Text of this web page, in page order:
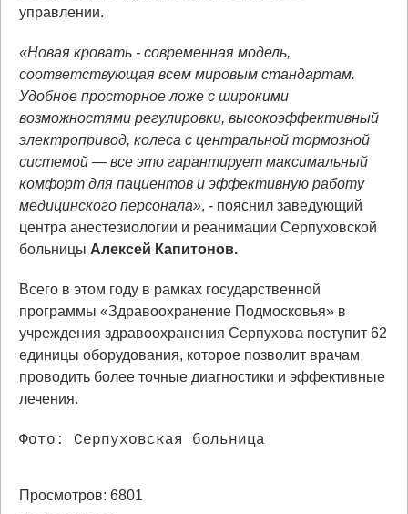
управлении.
«Новая кровать - современная модель,
соответствующая всем мировым стандартам.
Удобное просторное ложе с широкими
возможностями регулировки, высокоэффективный
электропривод, колеса с центральной тормозной
системой — все это гарантирует максимальный
комфорт для пациентов и эффективную работу
медицинского персонала», - пояснил заведующий
центра анестезиологии и реанимации Серпуховской
больницы Алексей Капитонов.
Всего в этом году в рамках государственной
программы «Здравоохранение Подмосковья» в
учреждения здравоохранения Серпухова поступит 62
единицы оборудования, которое позволит врачам
проводить более точные диагностики и эффективные
лечения.
Фото: Серпуховская больница
Просмотров: 6801